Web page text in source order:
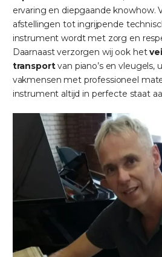
ervaring en diepgaande knowhow.
afstellingen tot ingrijpende
instrument wordt met zorg en
Daarnaast verzorgen wij ook het
transportvan piano’s en vleugels,
vakmensen met professioneel
instrument altijd in perfecte staat